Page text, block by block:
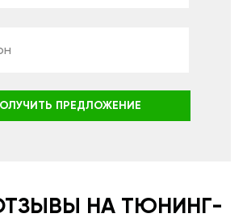
ПРЕДЛОЖЕНИЕ
НА ТЮНИНГ-